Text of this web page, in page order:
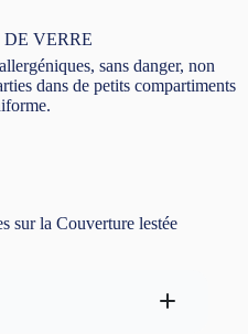
VERRE
sans danger, non
dans de petits compartiments
sur la Couverture lestée